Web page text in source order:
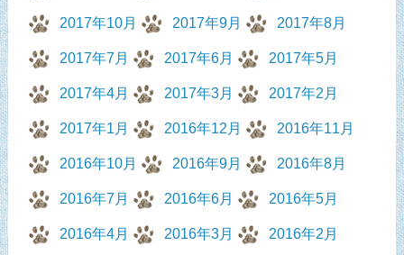
2017年10月 2017年9月 2017年8月
2017年7月 2017年6月 2017年5月
2017年4月 2017年3月 2017年2月
2017年1月 2016年12月 2016年11月
2016年10月 2016年9月 2016年8月
2016年7月 2016年6月 2016年5月
2016年4月 2016年3月 2016年2月